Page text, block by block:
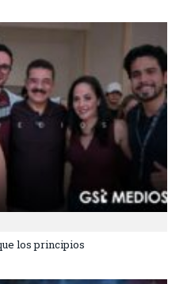
los principios